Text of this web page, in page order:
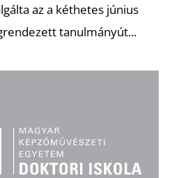
az a kéthetes június
tanulmányút...